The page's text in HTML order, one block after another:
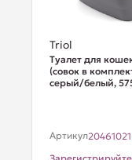
Triol
Туалет для
(совок в
серый/белый,
Артикул20461021